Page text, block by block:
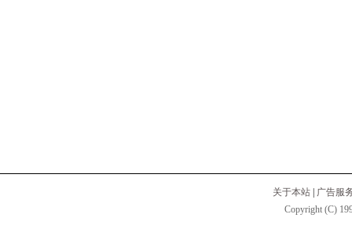
关于本站
广告服
Copyright (C)